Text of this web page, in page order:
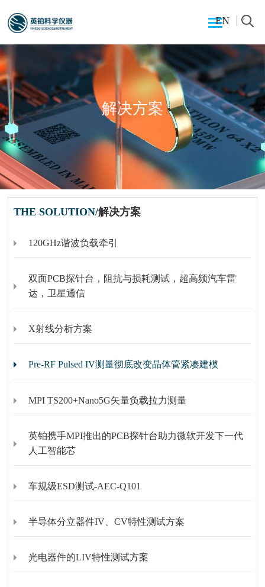
EN
解决方案
THE SOLUTION/解决方案
120GHz谐波负载牵引
双面PCB探针台，阻抗与损耗测试，超高频汽车雷
达，卫星通信
X射线分析方案
Pre-RF Pulsed IV测量彻底改变晶体管紧凑建模
MPI TS200+Nano5G矢量负载拉力测量
英铂携手MPI推出的PCB探针台助力微软开发下一代
人工智能芯
车规级ESD测试-AEC-Q101
半导体分立器件IV、CV特性测试方案
光电器件的LIV特性测试方案